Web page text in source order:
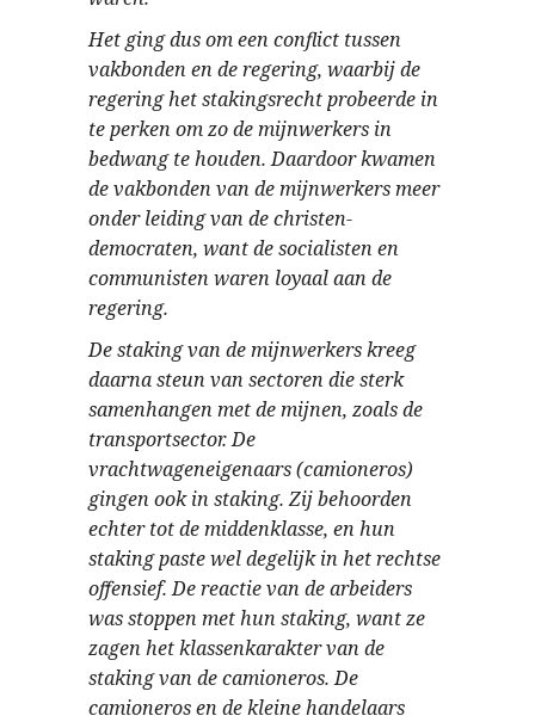
Het ging dus om een conflict tussen
vakbonden en de regering, waarbij de
regering het stakingsrecht probeerde in
te perken om zo de mijnwerkers in
bedwang te houden. Daardoor kwamen
de vakbonden van de mijnwerkers meer
onder leiding van de christen-
democraten, want de socialisten en
communisten waren loyaal aan de
regering.
De staking van de mijnwerkers kreeg
daarna steun van sectoren die sterk
samenhangen met de mijnen, zoals de
transportsector. De
vrachtwageneigenaars (camioneros)
gingen ook in staking. Zij behoorden
echter tot de middenklasse, en hun
staking paste wel degelijk in het rechtse
offensief. De reactie van de arbeiders
was stoppen met hun staking, want ze
zagen het klassenkarakter van de
staking van de camioneros. De
camioneros en de kleine handelaars